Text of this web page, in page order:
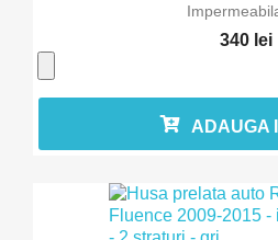
340 lei
ADAUGA